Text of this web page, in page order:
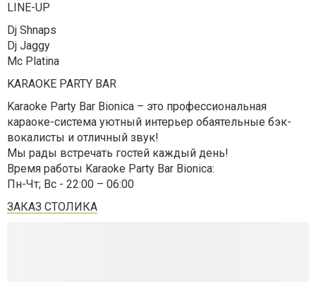
LINE-UP
Dj Shnaps
Dj Jaggy
Mc Platina
KARAOKE PARTY BAR
Karaoke Party Bar Bionica – это профессиональная
караоке-система уютный интерьер обаятельные бэк-
вокалисты и отличный звук!
Мы рады встречать гостей каждый день!
Время работы Karaoke Party Bar Bionica:
Пн-Чт; Вс - 22:00 – 06:00
ЗАКАЗ СТОЛИКА